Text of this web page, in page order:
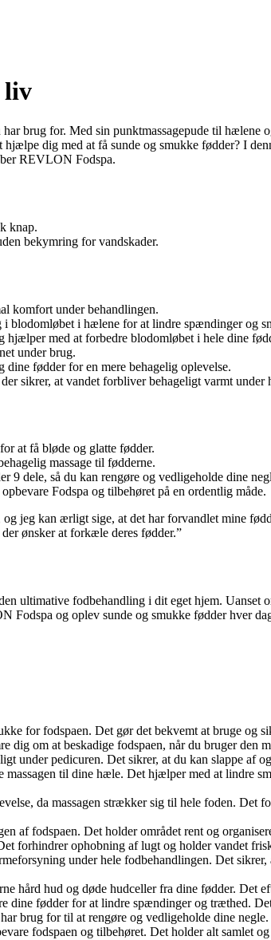
liv
brug for. Med sin punktmassagepude til hælene
dig med at få sunde og smukke fødder? I
REVLON Fodspa.
knap.
bekymring for vandskader.
komfort under behandlingen.
blodomløbet i hælene for at lindre spændinger og
hjælper med at forbedre blodomløbet i hele dine
under brug.
fødder for en mere behagelig oplevelse.
sikrer, at vandet forbliver behageligt varmt under
at få bløde og glatte fødder.
massage til fødderne.
9 dele, så du kan rengøre og vedligeholde dine
Fodspa og tilbehøret på en ordentlig måde.
jeg kan ærligt sige, at det har forvandlet mine
ønsker at forkæle deres fødder.”
ultimative fodbehandling i dit eget hjem. Uanset
Fodspa og oplev sunde og smukke fødder hver
for fodspaen. Det gør det bekvemt at bruge og
om at beskadige fodspaen, når du bruger den
under pedicuren. Det sikrer, at du kan slappe af
massagen til dine hæle. Det hjælper med at lindre
da massagen strækker sig til hele foden.
af fodspaen. Det holder området rent og
forhindrer ophobning af lugt og holder vandet
under hele fodbehandlingen. Det
hård hud og døde hudceller fra dine fødder. Det
dine fødder for at lindre spændinger og træthed.
brug for til at rengøre og vedligeholde dine
fodspaen og tilbehøret. Det holder alt samlet